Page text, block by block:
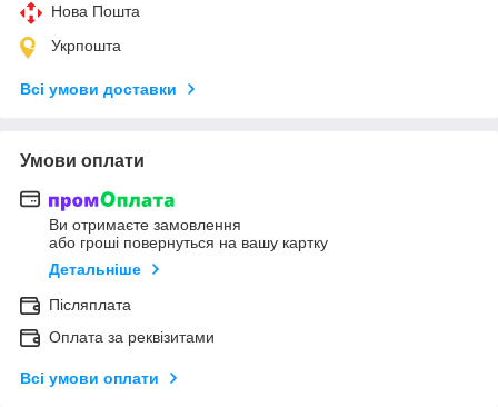
Нова Пошта
Укрпошта
Всі умови доставки
Умови оплати
Ви отримаєте замовлення
або гроші повернуться на вашу картку
Детальніше
Післяплата
Оплата за реквізитами
Всі умови оплати